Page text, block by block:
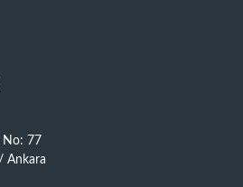
No: 77
Ankara